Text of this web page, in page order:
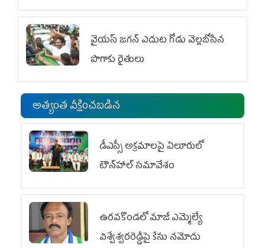
వైయ‌స్‌ జగన్ ఎదుట గోడు వెల్లబోసిన
పొగాకు రైతులు
అత్యంత వీక్షించబడిన
డీఎస్సీ అక్రమాలపై ఏలూరులో
టౌన్‌హాల్ సమావేశం
ఉరవకొండలో మాజీ ఎమ్మెల్యే
విశ్వేశ్వరరెడ్డిపై కేసు న‌మోదు